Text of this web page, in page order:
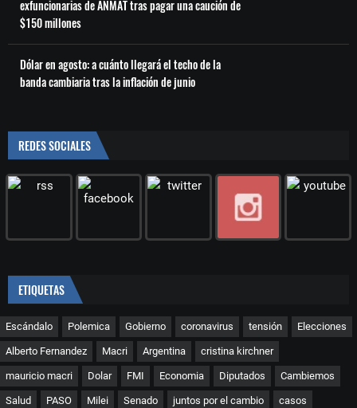
exfuncionarias de ANMAT tras pagar una caución de
$150 millones
Dólar en agosto: a cuánto llegará el techo de la
banda cambiaria tras la inflación de junio
REDES SOCIALES
ETIQUETAS
Escándalo Polemica Gobierno coronavirus tensión Elecciones
Alberto Fernandez Macri Argentina cristina kirchner
mauricio macri Dolar FMI Economia Diputados Cambiemos
Salud PASO Milei Senado juntos por el cambio casos